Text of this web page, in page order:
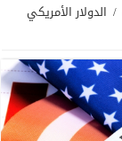
/ الدولار الأمريكي